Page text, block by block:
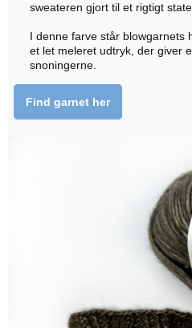
sweateren gjort til et rigtigt
I denne farve står blowgarnets
et let meleret udtryk, der giver
snoningerne.
Find garnet her